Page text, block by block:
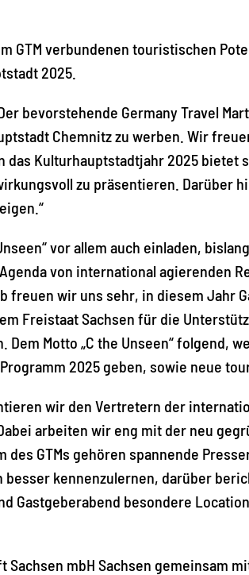
GTM verbundenen touristischen
2025.
bevorstehende Germany Travel
Chemnitz zu werben. Wir
das Kulturhauptstadtjahr 2025
zu präsentieren. Darüber
vor allem auch einladen,
von international agierenden
freuen wir uns sehr, in diesem Jahr
Freistaat Sachsen für die
Motto „C the Unseen“ folgend,
2025 geben, sowie neue
wir den Vertretern der
arbeiten wir eng mit der neu
GTMs gehören spannende
kennenzulernen, darüber
besondere
mbH Sachsen gemeinsam